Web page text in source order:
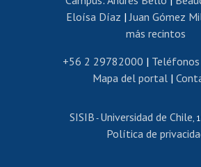
Editar páginas blancas
Extranjeras/os
Revalidación y
Postulación al Programa de
Cursos de español
Eloísa Díaz |Juan Gómez
más recintos
+56 2 29782000 |
Mapa del portal|
SISIB - Universidad de Chile,
Política de